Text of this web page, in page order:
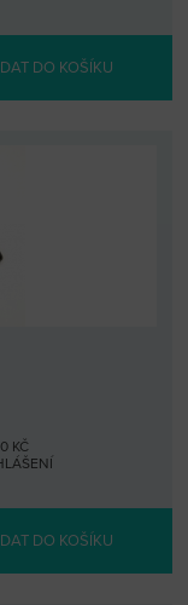
DO KOŠÍKU
KČ
DO KOŠÍKU